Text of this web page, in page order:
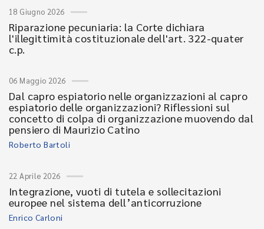
18 Giugno 2026
Riparazione pecuniaria: la Corte dichiara
l'illegittimità costituzionale dell'art. 322-quater
c.p.
06 Maggio 2026
Dal capro espiatorio nelle organizzazioni al capro
espiatorio delle organizzazioni? Riflessioni sul
concetto di colpa di organizzazione muovendo dal
pensiero di Maurizio Catino
Roberto Bartoli
22 Aprile 2026
Integrazione, vuoti di tutela e sollecitazioni
europee nel sistema dell’anticorruzione
Enrico Carloni